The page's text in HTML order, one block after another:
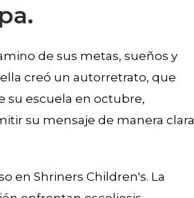
de sus metas, sueños y
creó un autorretrato, que
su escuela en octubre,
su mensaje de manera clara
en Shriners Children's. La